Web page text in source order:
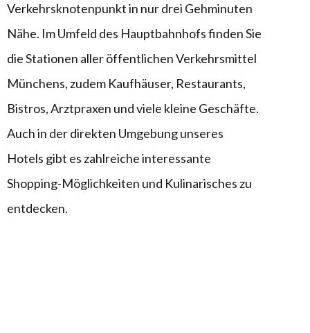
Verkehrsknotenpunkt in nur drei Gehminuten
Nähe. Im Umfeld des Hauptbahnhofs finden Sie
die Stationen aller öffentlichen Verkehrsmittel
Münchens, zudem Kaufhäuser, Restaurants,
Bistros, Arztpraxen und viele kleine Geschäfte.
Auch in der direkten Umgebung unseres
Hotels gibt es zahlreiche interessante
Shopping-Möglichkeiten und Kulinarisches zu
entdecken.